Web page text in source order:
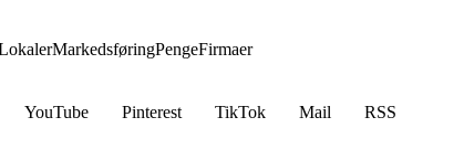
MarkedsføringPengeFirmaer
YouTube Pinterest TikTok Mail
RSS